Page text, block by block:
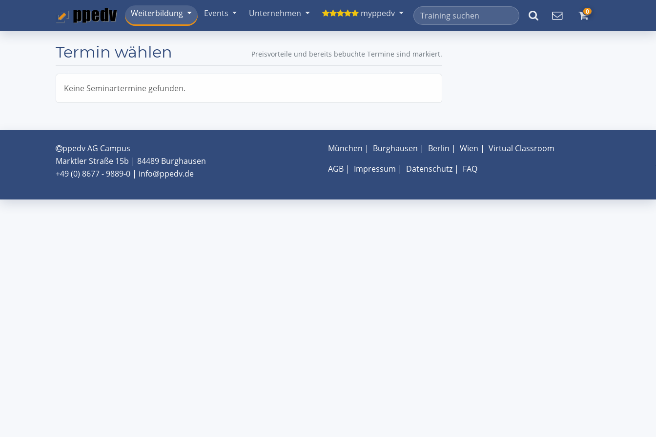
Weiterbildung Events Unternehmen myppedv 0
Termin wählen Preisvorteile und bereits bebuchte Termine sind markiert.
Keine Seminartermine gefunden.
ppedv AG Campus
Marktler Straße 15b | 84489 Burghausen
+49 (0) 8677 - 9889-0 | info@ppedv.de
München | Burghausen | Berlin | Wien | Virtual Classroom
AGB| Impressum | Datenschutz| FAQ